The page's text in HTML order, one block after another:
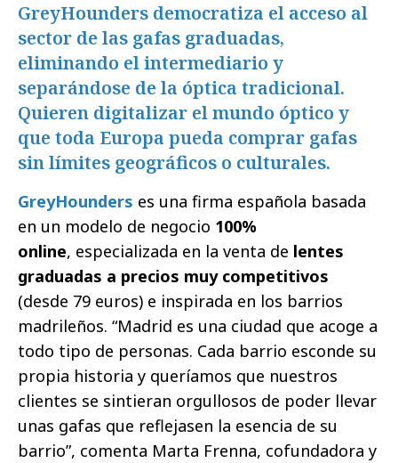
GreyHounders democratiza el acceso al
sector de las gafas graduadas,
eliminando el intermediario y
separándose de la óptica tradicional.
Quieren digitalizar el mundo óptico y
que toda Europa pueda comprar gafas
sin límites geográficos o culturales.
GreyHounders es una firma española basada
en un modelo de negocio 100%
online, especializada en la venta de lentes
graduadas a precios muy competitivos
(desde 79 euros) e inspirada en los barrios
madrileños. “Madrid es una ciudad que acoge a
todo tipo de personas. Cada barrio esconde su
propia historia y queríamos que nuestros
clientes se sintieran orgullosos de poder llevar
unas gafas que reflejasen la esencia de su
barrio”, comenta Marta Frenna, cofundadora y